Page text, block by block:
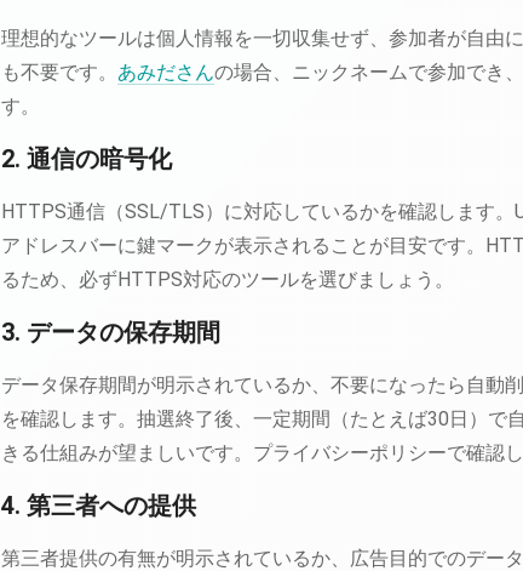
理想的なツールは個人情報を一切収集せず、参加者が自由
も不要です。 あみださんの場合、ニックネームで参加でき
す。
2. 通信の暗号化
HTTPS通信（SSL/TLS）に対応しているかを確認します。
アドレスバーに鍵マークが表示されることが目安です。
るため、必ずHTTPS対応のツールを選びましょう。
3. データの保存期間
データ保存期間が明示されているか、不要になったら自動
を確認します。抽選終了後、一定期間（たとえば30日）で
きる仕組みが望ましいです。プライバシーポリシーで確認し
4. 第三者への提供
第三者提供の有無が明示されているか、広告目的でのデー